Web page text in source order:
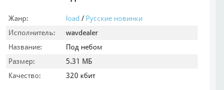
Жанр: load / Русские новинки
Исполнитель:
wavdealer
Название:
Под небом
Размер:
5.31 МБ
Качество:
320 кбит